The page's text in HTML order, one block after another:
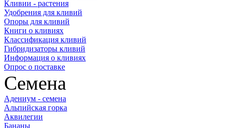
Кливии - растения
Удобрения для кливий
Опоры для кливий
Книги о кливиях
Классификация кливий
Гибридизаторы кливий
Информация о кливиях
Опрос о поставке
Семена
Адениум - семена
Альпийская горка
Аквилегии
Бананы